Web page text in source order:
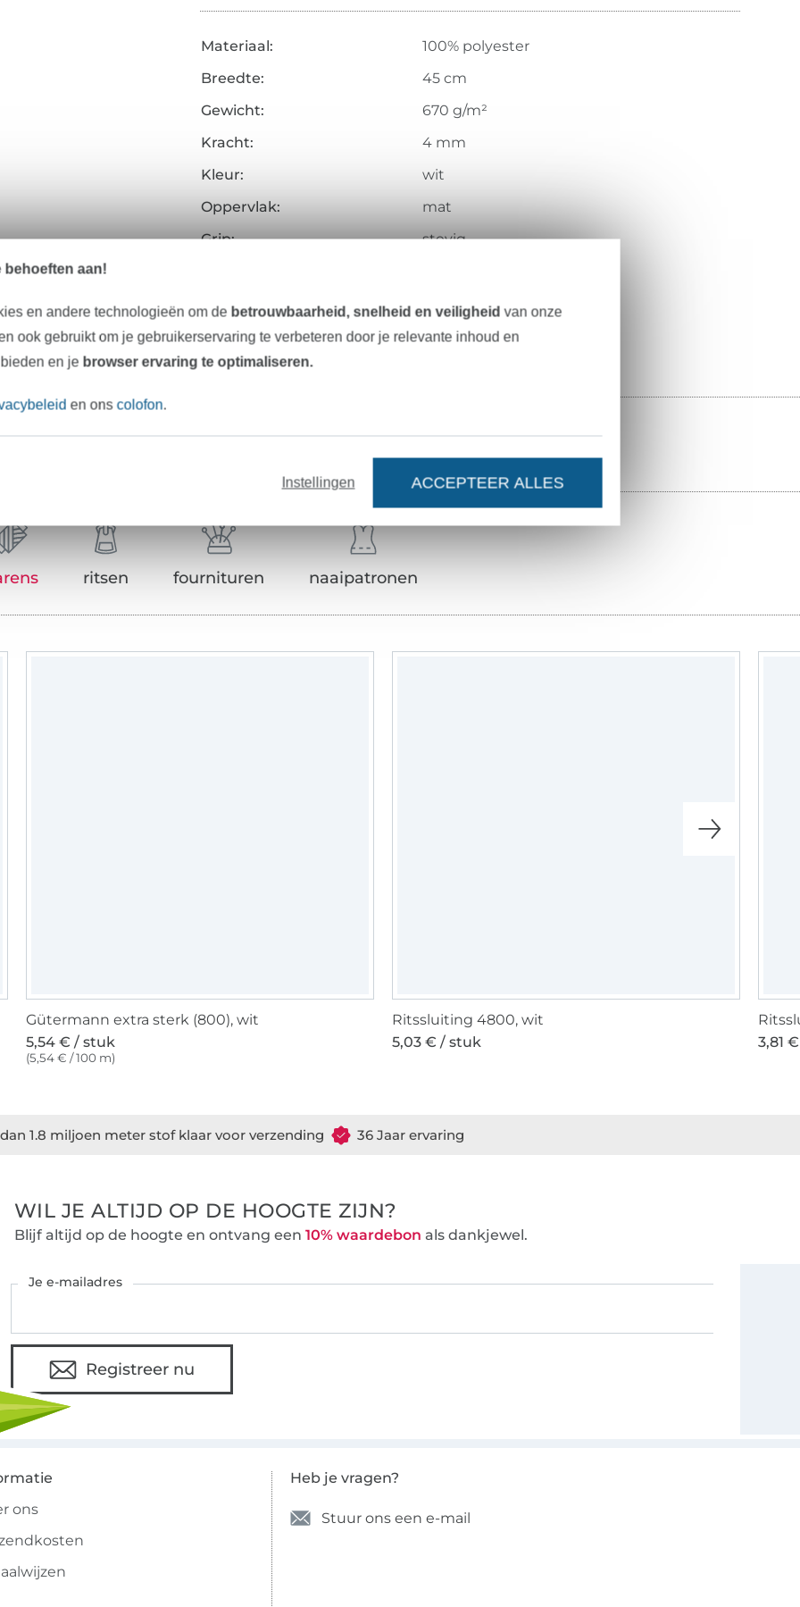
Materiaal:
100% polyester
Breedte:
45 cm
Gewicht:
670 g/m²
Kracht:
4 mm
Kleur:
wit
Oppervlak:
mat
Grip:
stevig
Art.nr.:
100.180-5003
Gegevens leverancier
Onze tip: Dit past er bij
ritsen fournituren naaipatronen
Gütermann extra sterk (800), wit
5,54 € / stuk
(5,54 € / 100 m)
Ritssluiting 4800, wit
5,03 € / stuk
3,81
1.8 miljoen meter stof klaar voor verzending 36 Jaar ervaring
WIL JE ALTIJD OP DE HOOGTE ZIJN?
Blijf altijd op de hoogte en ontvang een 10% waardebon als dankjewel.
Je e-mailadres
Registreer nu
ons
Heb je vragen?
Stuur ons een e-mail
behoeften aan!
en andere technologieën om de betrouwbaarheid, snelheid en veiligheid van onze
ook gebruikt om je gebruikerservaring te verbeteren door je relevante inhoud en
en je browser ervaring te optimaliseren.
en onscolofon.
Instellingen ACCEPTEER ALLES